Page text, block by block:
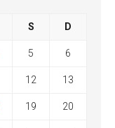
S D
5 6
12 13
19 20